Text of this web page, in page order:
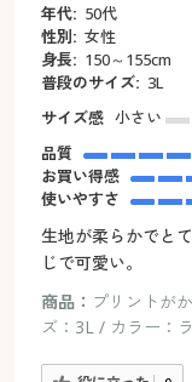
年代: 50代
性別: 女性
身長: 150～155cm
普段のサイズ: 3L
サイズ感 小さい
品質
お買い得感
使いやすさ
生地が柔らかでと
じで可愛い。
商品： プリントが
ズ：3L / カラー：